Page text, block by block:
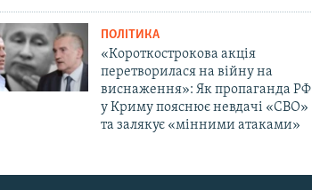
ПОЛІТИКА
«Короткострокова акція
перетворилася на війну на
виснаження»: Як пропаганда РФ
у Криму пояснює невдачі «СВО»
та залякує «мінними атаками»